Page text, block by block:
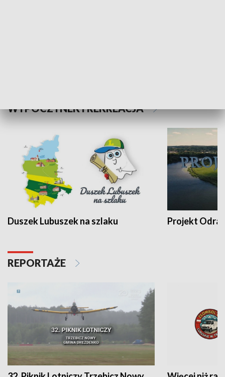
WYPOCZYNEK I REKREACJA
Duszek Lubuszek na szlaku Projekt Odra
REPORTAŻE